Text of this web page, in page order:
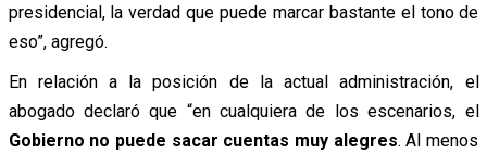
presidencial, la verdad que puede marcar bastante el tono de
eso”, agregó.
En relación a la posición de la actual administración, el
abogado declaró que “en cualquiera de los escenarios, el
Gobierno no puede sacar cuentas muy alegres. Al menos